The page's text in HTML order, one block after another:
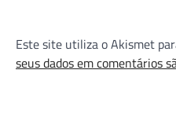
Este site utiliza o Akismet
seus dados em comentários